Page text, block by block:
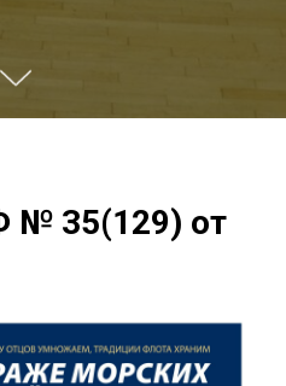
№ 35(129) от